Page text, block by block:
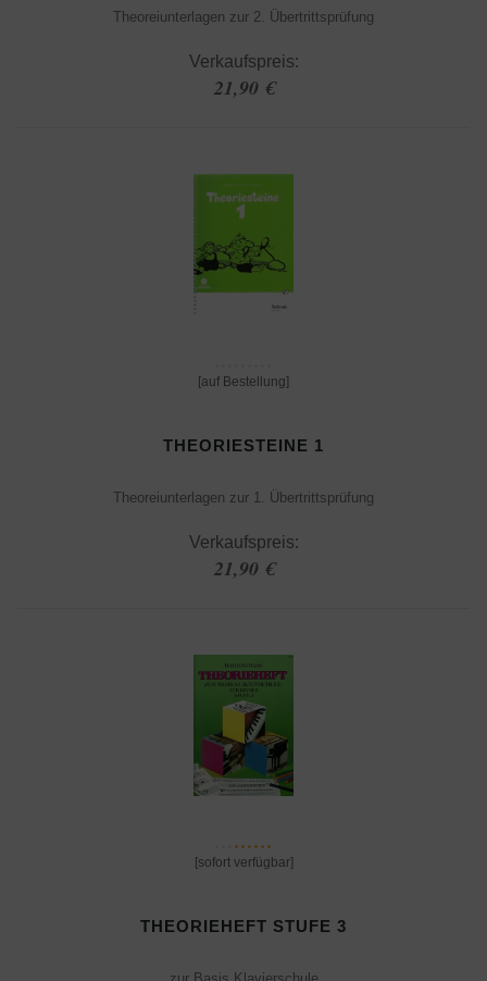
Theoreiunterlagen zur 2. Übertrittsprüfung
Verkaufspreis:
21,90 €
[auf Bestellung]
THEORIESTEINE 1
Theoreiunterlagen zur 1. Übertrittsprüfung
Verkaufspreis:
21,90 €
[sofort verfügbar]
THEORIEHEFT STUFE 3